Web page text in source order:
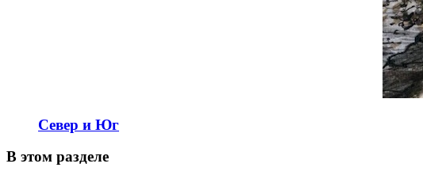
Север и Юг
В этом разделе